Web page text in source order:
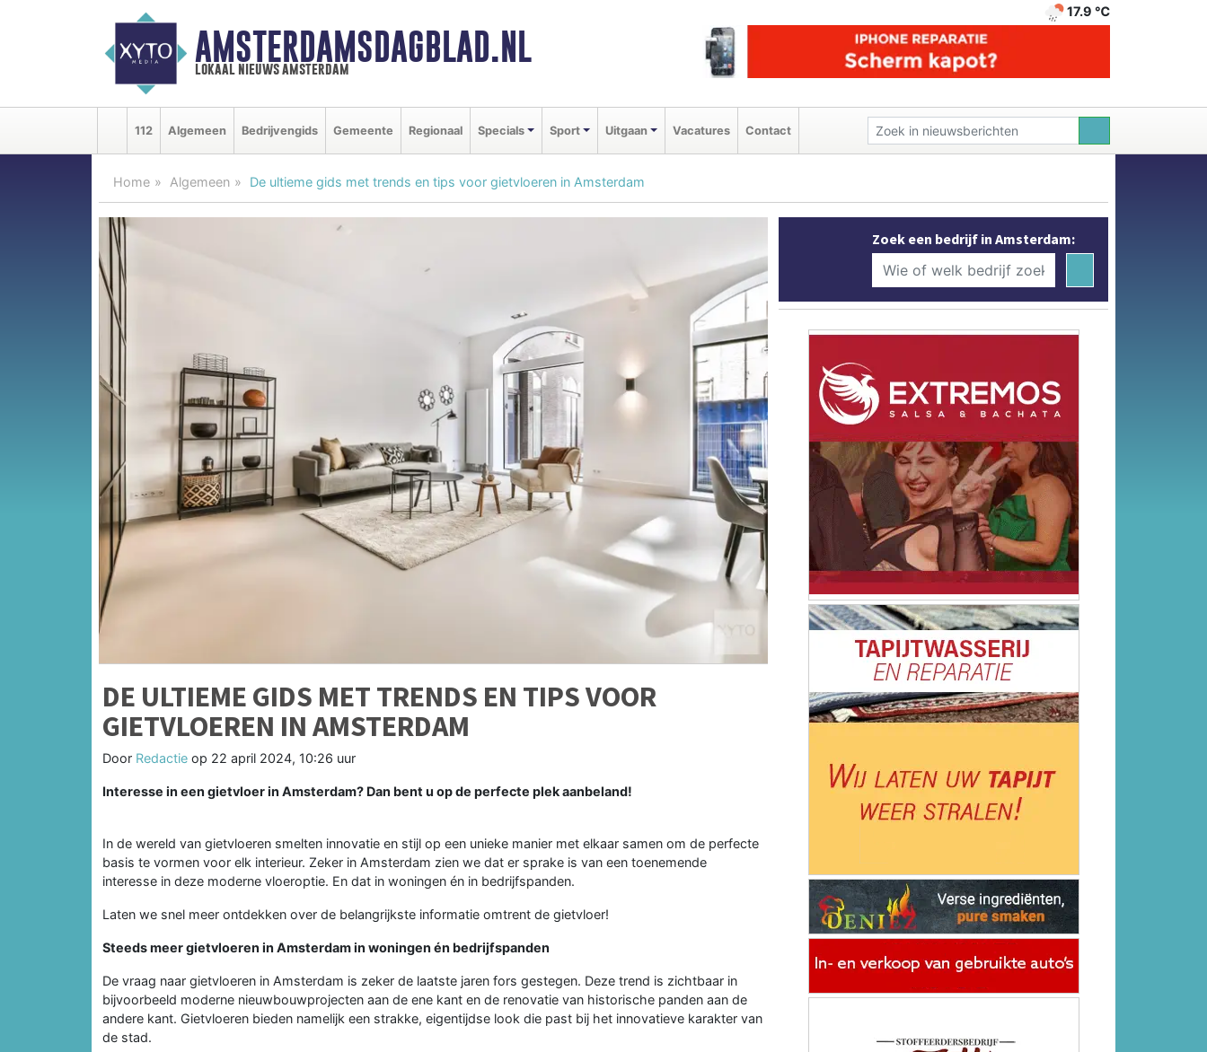
AMSTERDAMSDAGBLAD.NL
lokaal nieuws amsterdam
17.9 ℃
112 Algemeen Bedrijvengids Gemeente Regionaal Specials Sport Uitgaan Vacatures Contact
Home Algemeen De ultieme gids met trends en tips voor gietvloeren in Amsterdam
DE ULTIEME GIDS MET TRENDS EN TIPS VOOR
GIETVLOEREN IN AMSTERDAM
Door Redactie op 22 april 2024, 10:26 uur
Interesse in een gietvloer in Amsterdam? Dan bent u op de perfecte plek aanbeland!
In de wereld van gietvloeren smelten innovatie en stijl op een unieke manier met elkaar samen om de perfecte
basis te vormen voor elk interieur. Zeker in Amsterdam zien we dat er sprake is van een toenemende
interesse in deze moderne vloeroptie. En dat in woningen én in bedrijfspanden.
Laten we snel meer ontdekken over de belangrijkste informatie omtrent de gietvloer!
Steeds meer gietvloeren in Amsterdam in woningen én bedrijfspanden
De vraag naar gietvloeren in Amsterdam is zeker de laatste jaren fors gestegen. Deze trend is zichtbaar in
bijvoorbeeld moderne nieuwbouwprojecten aan de ene kant en de renovatie van historische panden aan de
andere kant. Gietvloeren bieden namelijk een strakke, eigentijdse look die past bij het innovatieve karakter van
de stad.
Zoek een bedrijf in Amsterdam: